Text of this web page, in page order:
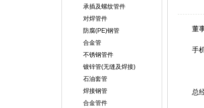
承插及螺纹管件
对焊管件
防腐(PE)钢管
合金管
不锈钢管件
镀锌管(无缝及焊接)
石油套管
焊接钢管
合金管件
董
手
总